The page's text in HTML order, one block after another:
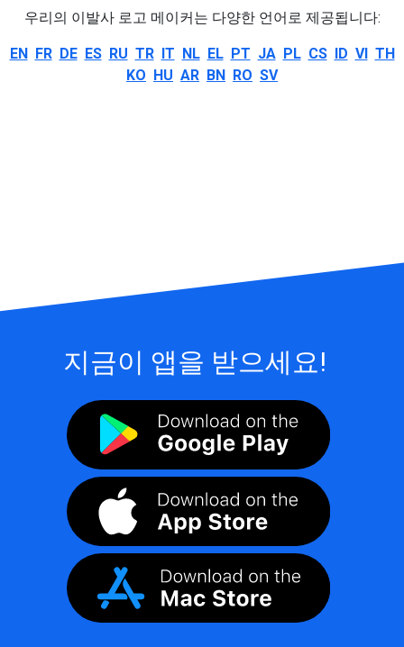
우리의 이발사 로고 메이커는 다양한 언어로 제공됩니다:
EN FR DE ES RU TR IT NL EL PT JA PL CS ID VI TH
KO HU AR BN RO SV
지금이 앱을 받으세요!